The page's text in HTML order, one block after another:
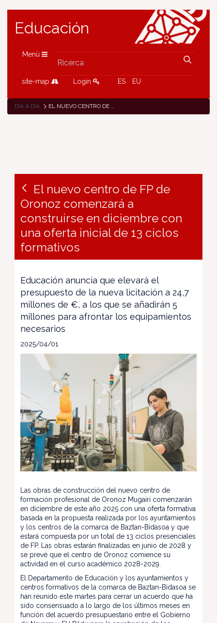
Educación
Menù
site-map Login ES EU
DÍA A DÍA EL NUEVO CENTRO DE FP DE ORONOZ COMENZARÁ A CONSTRUIRSE EN DICIEMBRE CON UNA OFERTA INICIAL DE 13 CICLOS FORMATIVOS
El nuevo centro de FP de
Oronoz comenzará a
construirse en diciembre con
una oferta inicial de 13 ciclos
formativos
Educación anuncia que elevará el
presupuesto de la nueva licitación a 24,7
millones de €, a los que se añadirán 5
millones para afrontar los equipamientos
necesarios
2025/04/01
Las obras de construcción del nuevo centro de
formación profesional de Oronoz Mugairi comenzarán
en diciembre de este año 2025 con una oferta formativa
basada en la propuesta realizada por los ayuntamientos
y los centros de la comarca de Baztan-Bidasoa y que
estará compuesta por un total de 13 ciclos presenciales
de FP. Las obras estarán finalizadas en junio de 2028 y
se prevé que el centro de Oronoz comience su
actividad en el curso académico 2028-2029.
El Departamento de Educación y los ayuntamientos y
centros formativos de la comarca de Baztan-Bidasoa se
han reunido este martes para cerrar un acuerdo que ha
sido consensuado a lo largo de los últimos meses en
función del acuerdo presupuestario entre el Gobierno